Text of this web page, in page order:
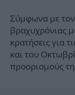
Σύμφωνα με
βραχυχρόνιας
κρατήσεις για
και του
προορισμούς